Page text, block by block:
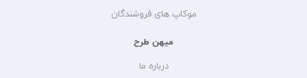
موکاپ های فروشندگان
میهن طرح
درباره ما